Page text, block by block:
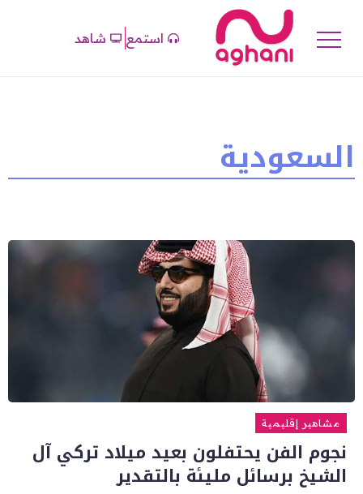
استمع شاهد
السعودية
مشاهير إقليمية
نجوم الفن يحتفلون بعيد ميلاد تركي آل
الشيخ برسائل مليئة بالتقدير